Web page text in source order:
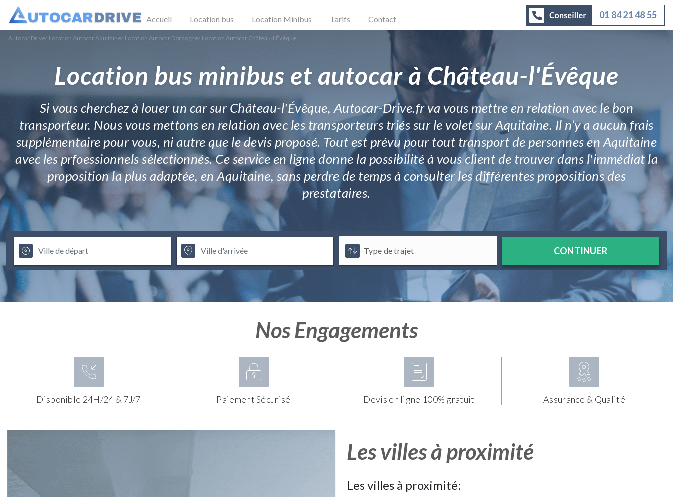
Accueil Location bus Location Minibus Tarifs Contact 01 84 21 48 55
Autocar Drive/ Location Autocar Aquitaine/ Location Autocar Dordogne/ Location Autocar Château-l'Évêque
Location bus minibus et autocar à Château-l'Évêque
Si vous cherchez à louer un car sur Château-l'Évêque, Autocar-Drive.fr va vous mettre en relation avec le bon
transporteur. Nous vous mettons en relation avec les transporteurs triés sur le volet sur Aquitaine. Il n’y a aucun frais
supplémentaire pour vous, ni autre que le devis proposé. Tout est prévu pour tout transport de personnes en Aquitaine
avec les prfoessionnels sélectionnés. Ce service en ligne donne la possibilité à vous client de trouver dans l'immédiat la
proposition la plus adaptée, en Aquitaine, sans perdre de temps à consulter les différentes propositions des
prestataires.
CONTINUER
Nos Engagements
Disponible 24H/24 & 7J/7 Paiement Sécurisé Devis en ligne 100% gratuit Assurance & Qualité
Les villes à proximité
Les villes à proximité: